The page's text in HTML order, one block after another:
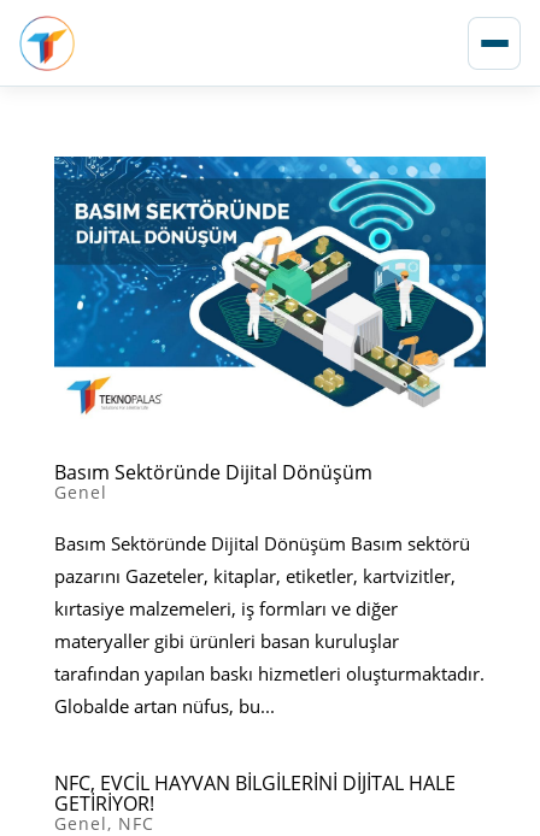
Basım Sektöründe Dijital Dönüşüm
Genel
Basım Sektöründe Dijital Dönüşüm Basım sektörü
pazarını Gazeteler, kitaplar, etiketler, kartvizitler,
kırtasiye malzemeleri, iş formları ve diğer
materyaller gibi ürünleri basan kuruluşlar
tarafından yapılan baskı hizmetleri oluşturmaktadır.
Globalde artan nüfus, bu...
NFC, EVCİL HAYVAN BİLGİLERİNİ DİJİTAL HALE
GETİRİYOR!
Genel, NFC